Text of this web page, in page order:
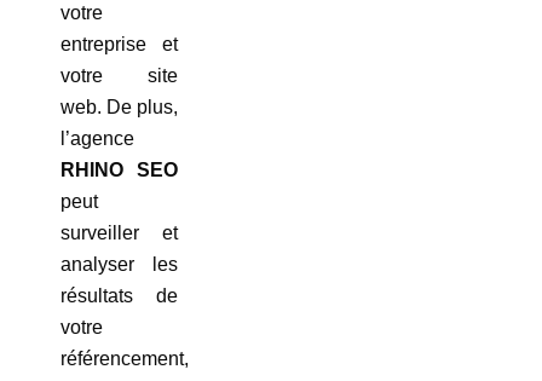
votre
entreprise et
votre site
web. De plus,
l’agence
RHINO SEO
peut
surveiller et
analyser les
résultats de
votre
référencement,